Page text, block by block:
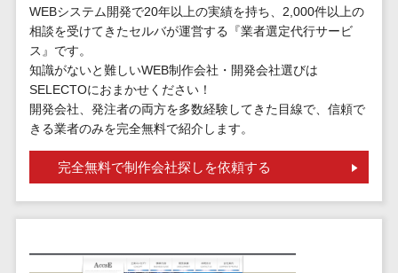
サンドボックス>
委託先管理サービス> WAF>
URLフィルタリング>
エンドポイントセキュリティ
（EDR）>
CASB> ファイル暗号化>
電話認証サービス> DLPツール>
UTM> 不正検知サービス>
システム(IVR)
AI自動電話応
コールセンタ
ー音声認識
カスタマーサ
ITサービスマネ
問い合わせ管
遠隔サポート
WEBシステム開発で20年以上の実績を持ち、2,000件以上の
相談を受けてきたセルバが運営する『業者選定代行サービ
ス』です。
知識がないと難しいWEB制作会社・開発会社選びは
SELECTOにおまかせください！
開発会社、発注者の両方を多数経験してきた目線で、信頼で
きる業者のみを完全無料で紹介します。
完全無料で制作会社探しを依頼する